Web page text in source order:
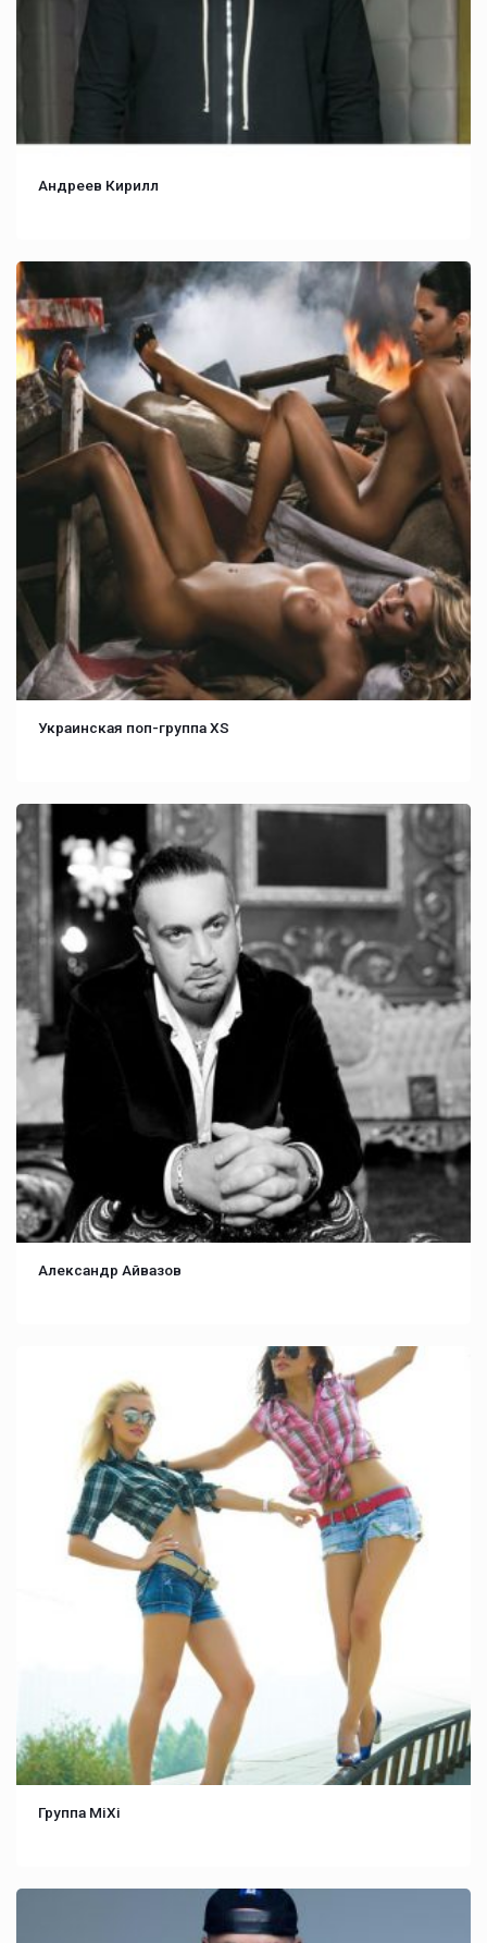
Андреев Кирилл
Украинская поп-группа XS
Александр Айвазов
Группа MiXi